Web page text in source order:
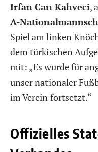
Irfan Can Kahveci,
A-
Spiel am linken
dem türkischen
mit: „Es wurde für
unser nationaler
im Verein fortsetzt.“
Offizielles